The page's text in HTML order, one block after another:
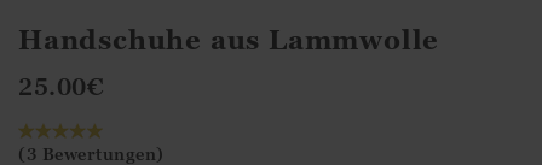
Handschuhe aus Lammwolle
25.00€
(3 Bewertungen)